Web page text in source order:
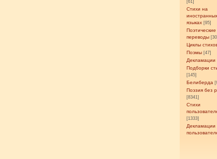
[61]
Стихи на
языках [95]
Поэтические
переводы
Циклы
Поэмы [47]
Декламации
Подборки
[145]
Белиберда
Поэзия без
[8341]
Стихи
[1333]
Декламации